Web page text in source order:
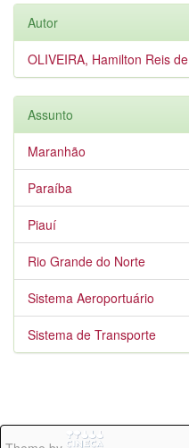
Autor
OLIVEIRA, Hamilton Reis de
Assunto
Maranhão
Paraíba
Piauí
Rio Grande do Norte
Sistema Aeroportuário
Sistema de Transporte